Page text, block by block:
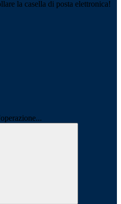
la casella di posta elettronica!